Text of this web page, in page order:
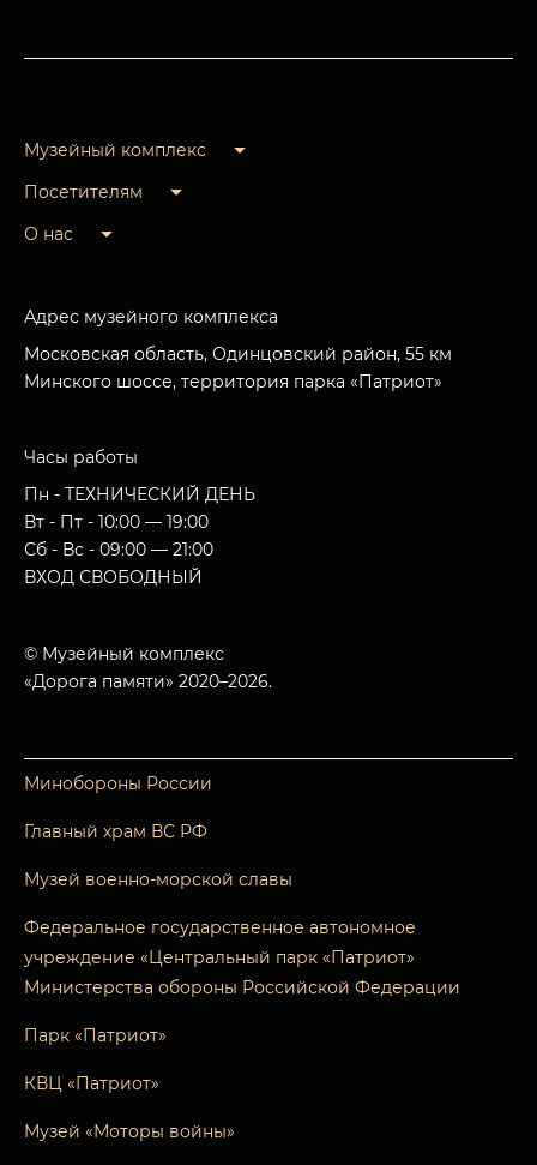
Музейный комплекс
Посетителям
О нас
Адрес музейного комплекса
Московская область, Одинцовский район, 55 км
Минского шоссе, территория парка «Патриот»
Часы работы
Пн - ТЕХНИЧЕСКИЙ ДЕНЬ
Вт - Пт - 10:00 — 19:00
Сб - Вс - 09:00 — 21:00
ВХОД СВОБОДНЫЙ
© Музейный комплекс
«Дорога памяти» 2020–2026.
Минобороны России
Главный храм ВС РФ
Музей военно-морской славы
Федеральное государственное автономное
учреждение «Центральный парк «Патриот»
Министерства обороны Российской Федерации
Парк «Патриот»
КВЦ «Патриот»
Музей «Моторы войны»